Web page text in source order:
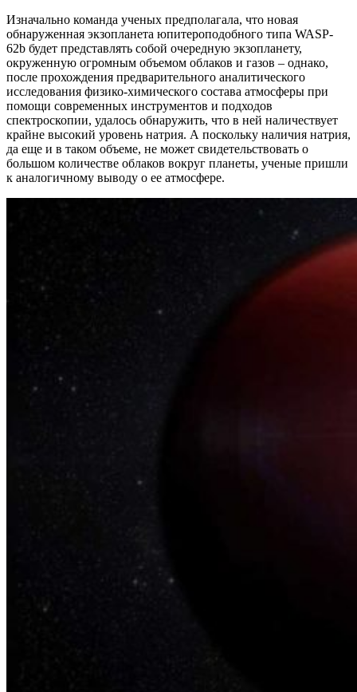
Изначально команда ученых предполагала, что новая
обнаруженная экзопланета юпитероподобного типа WASP-
62b будет представлять собой очередную экзопланету,
окруженную огромным объемом облаков и газов – однако,
после прохождения предварительного аналитического
исследования физико-химического состава атмосферы при
помощи современных инструментов и подходов
спектроскопии, удалось обнаружить, что в ней наличествует
крайне высокий уровень натрия. А поскольку наличия натрия,
да еще и в таком объеме, не может свидетельствовать о
большом количестве облаков вокруг планеты, ученые пришли
к аналогичному выводу о ее атмосфере.